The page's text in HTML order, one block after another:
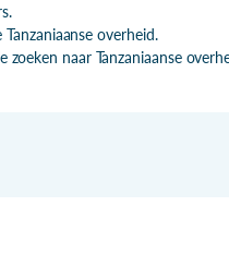
overheid.
naar Tanzaniaanse